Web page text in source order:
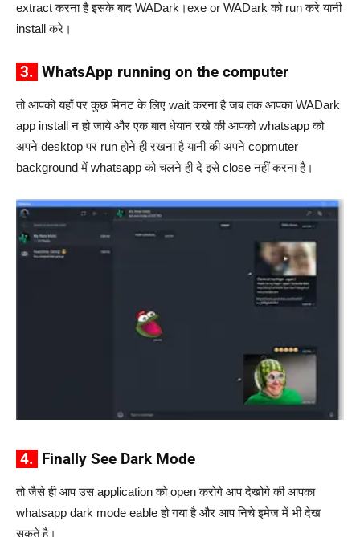
extract करना है इसके बाद WADark।exe or WADark को run करे यानी
install करे।
3. WhatsApp running on the computer
तो आपको यहाँ पर कुछ मिनट के लिए wait करना है जब तक आपका WADark
app install न हो जाये और एक बात धेयान रखे की आपको whatsapp को
अपने desktop पर run होने ही रखना है यानी की अपने copmuter
background में whatsapp को चलने ही दे इसे close नहीं करना है।
4. Finally See Dark Mode
तो जैसे ही आप उस application को open करोगे आप देखोगे की आपका
whatsapp dark mode eable हो गया है और आप निचे इमेज में भी देख
सकते है।